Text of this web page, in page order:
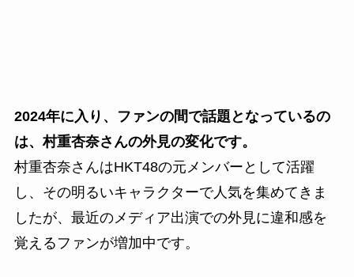
2024年に入り、ファンの間で話題となっているの
は、村重杏奈さんの外見の変化です。
村重杏奈さんはHKT48の元メンバーとして活躍
し、その明るいキャラクターで人気を集めてきま
したが、最近のメディア出演での外見に違和感を
覚えるファンが増加中です。